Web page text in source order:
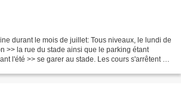
durant le mois de juillet: Tous niveaux, le lundi de
>> la rue du stade ainsi que le parking étant
l'été >> se garer au stade. Les cours s'arrêtent en